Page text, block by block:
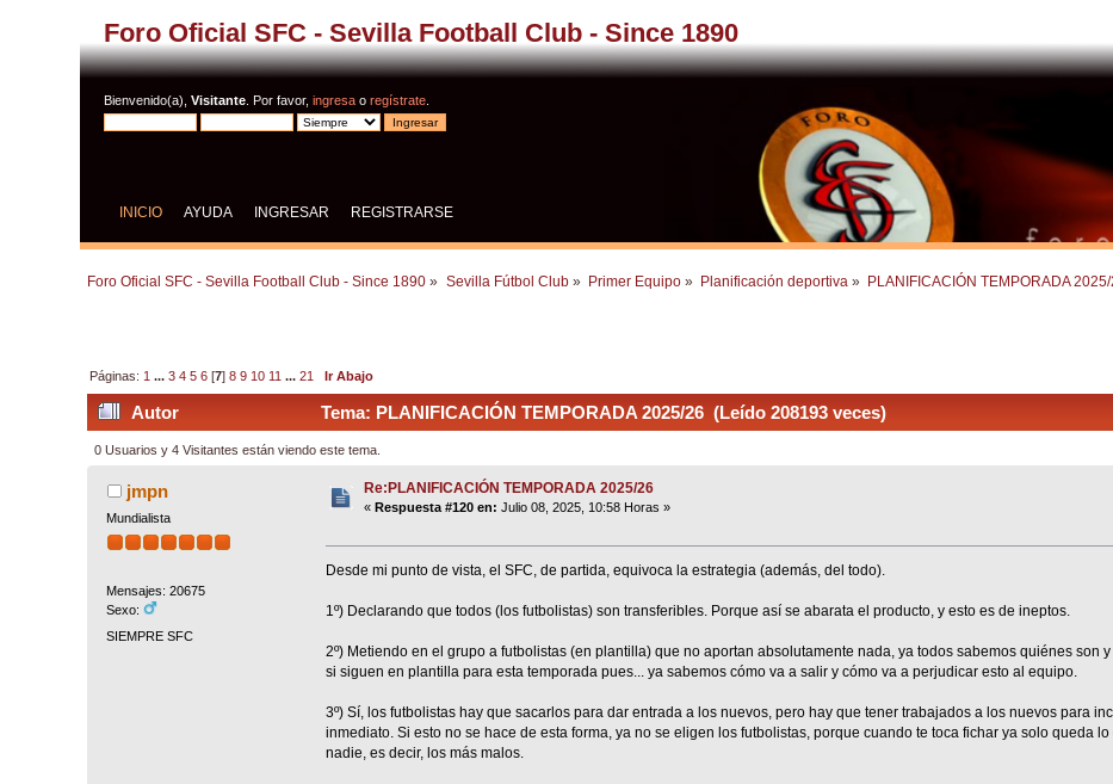
Foro Oficial SFC - Sevilla Football Club - Since 1890
Bienvenido(a),Visitante . Por favor,ingresa oregístrate
INICIO AYUDA INGRESAR REGISTRARSE
Foro Oficial SFC - Sevilla Football Club - Since 1890 » Sevilla Fútbol Club» Primer Equipo» Planificación deportiva » PLANIFICACIÓN TEMPORADA 2025/
Páginas: 1 ...3 4 5 6 [7]8 9 10 11 ...21 Ir Abajo
Autor Tema: PLANIFICACIÓN TEMPORADA 2025/26 (Leído 208193 veces)
0 Usuarios y 4 Visitantes están viendo este tema.
jmpn
Mundialista
Mensajes: 20675
Sexo:
SIEMPRE SFC
Re:PLANIFICACIÓN TEMPORADA 2025/26
«Respuesta #120 en: Julio 08, 2025, 10:58 Horas »
Desde mi punto de vista, el SFC, de partida, equivoca la estrategia (además, del todo).
1º) Declarando que todos (los futbolistas) son transferibles. Porque así se abarata el producto, y esto es de ineptos.
2º) Metiendo en el grupo a futbolistas (en plantilla) que no aportan absolutamente nada, ya todos sabemos quiénes son
si siguen en plantilla para esta temporada pues... ya sabemos cómo va a salir y cómo va a perjudicar esto al equipo.
3º) Sí, los futbolistas hay que sacarlos para dar entrada a los nuevos, pero hay que tener trabajados a los nuevos para
inmediato. Si esto no se hace de esta forma, ya no se eligen los futbolistas, porque cuando te toca fichar ya solo queda
nadie, es decir, los más malos.